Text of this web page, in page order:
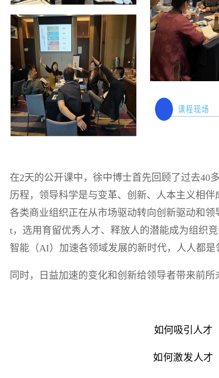
在2天的公开课中，徐中博士首先回顾了过去40
历程，领导科学是与变革、创新、人本主义相
各类商业组织正在从市场驱动转向创新驱动和领
t，选用育留优秀人才、释放人的潜能成为组织
智能（AI）加速各领域发展的新时代，人人都
同时，日益加速的变化和创新给领导者带来前所
如何吸引人才
如何激发人才